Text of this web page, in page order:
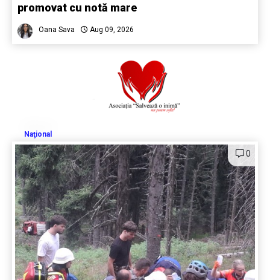
promovat cu notă mare
Oana Sava Aug 09, 2026
Naţional
0